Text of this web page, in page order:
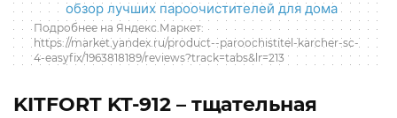
Подробнее на Яндекс.Маркет:
https://market.yandex.ru/product--paroochistitel-karcher-sc-
4-easyfix/1963818189/reviews?track=tabs&lr=213
KITFORT KT-912 – тщательная